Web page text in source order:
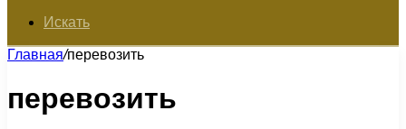
Искать
Главная/перевозить
перевозить